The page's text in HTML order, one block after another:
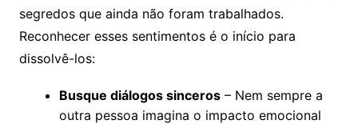
segredos que ainda não foram trabalhados.
Reconhecer esses sentimentos é o início para
dissolvê-los:
Busque diálogos sinceros– Nem sempre a
outra pessoa imagina o impacto emocional